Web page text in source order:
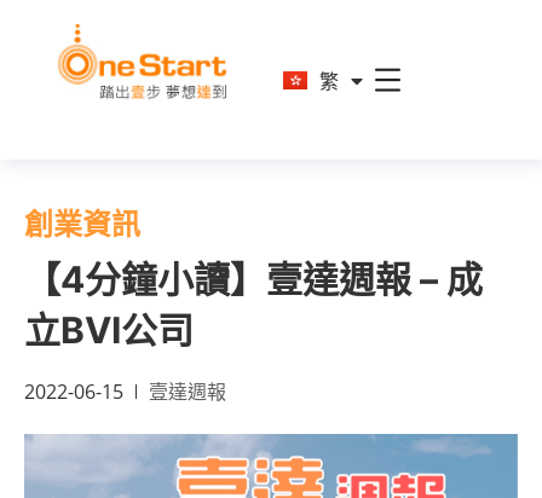
繁
简
創業資訊
【4分鐘小讀】壹達週報 – 成
立BVI公司
2022-06-15 壹達週報